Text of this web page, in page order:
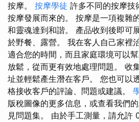
按摩。 按摩學徒 許多不同的按摩技
按摩發展而來的。 按摩是一項複雜
和靈魂達到和諧。 產品收到後即可
於野餐、露營。 我在客人自己家裡
適合您的時間，而且家庭環境可以
放鬆，從而更有效地處理問題。 收
址並輕鬆產生潛在客戶。 您也可以
格接收客戶的評論、問題或建議。
版稅圖像的更多信息，或查看我們
見問題集。 由於手工測量，請允許